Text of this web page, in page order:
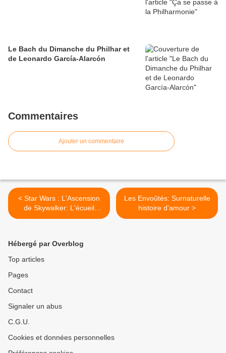
Le Bach du Dimanche du Philhar et
de Leonardo García-Alarcón
Commentaires
Ajouter un commentaire
< Star Wars : L'Ascension
de Skywalker: L'écueil
mortel de la fanzone
Les Envoûtés: Surnaturelle
histoire d'amour >
Hébergé par Overblog
Top articles
Pages
Contact
Signaler un abus
C.G.U.
Cookies et données personnelles